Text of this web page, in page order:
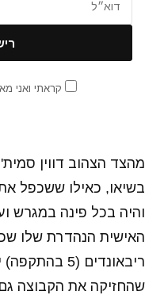
קראתי ואני
מהצד הצהוב דווין
בשיאו, כאילו ששכפל
והיה בכל פינה במגרש
ריבאונדים
שהחזיקה את הקבוצה